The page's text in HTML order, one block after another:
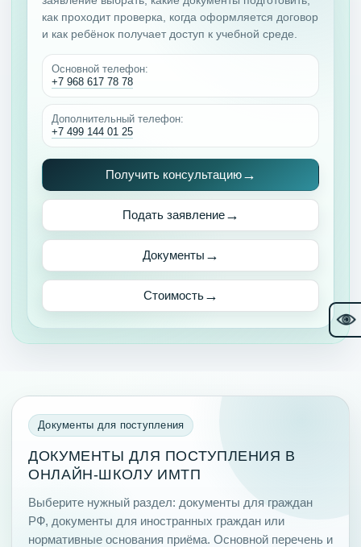
как проходит проверка, когда оформляется договор
и как ребёнок получает доступ к учебной среде.
Основной телефон:
+7 968 617 78 78
Дополнительный телефон:
+7 499 144 01 25
Получить консультацию
Подать заявление
Документы
Стоимость
Документы для поступления
ДОКУМЕНТЫ ДЛЯ ПОСТУПЛЕНИЯ В
ОНЛАЙН-ШКОЛУ ИМТП
Выберите нужный раздел: документы для граждан
РФ, документы для иностранных граждан или
нормативные основания приёма. Основной перечень и